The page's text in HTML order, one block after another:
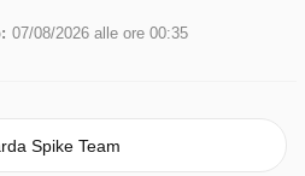
07/08/2026 alle ore 00:35
Spike Team